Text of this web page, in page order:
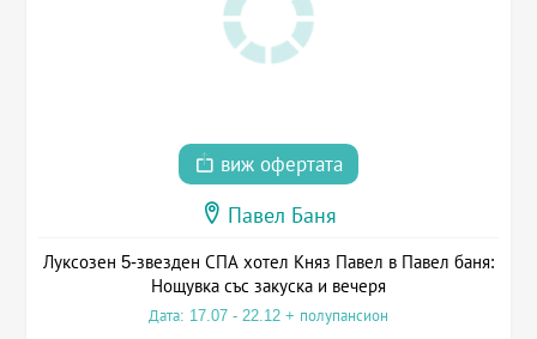
виж офертата
Павел Баня
Луксозен 5-звезден СПА хотел Княз Павел в Павел баня:
Нощувка със закуска и вечеря
Дата: 17.07 - 22.12 + полупансион